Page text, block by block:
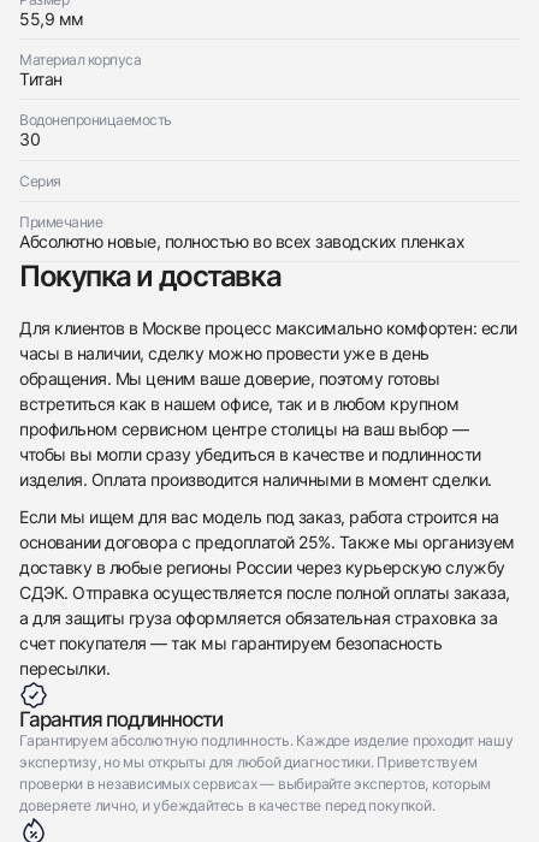
55,9 мм
Материал корпуса
Титан
Водонепроницаемость
30
Серия
Примечание
Абсолютно новые, полностью во всех заводских пленках
Покупка и доставка
Для клиентов в Москве процесс максимально комфортен: если
часы в наличии, сделку можно провести уже в день
обращения. Мы ценим ваше доверие, поэтому готовы
встретиться как в нашем офисе, так и в любом крупном
профильном сервисном центре столицы на ваш выбор —
чтобы вы могли сразу убедиться в качестве и подлинности
изделия. Оплата производится наличными в момент сделки.
Если мы ищем для вас модель под заказ, работа строится на
основании договора с предоплатой 25%. Также мы организуем
доставку в любые регионы России через курьерскую службу
СДЭК. Отправка осуществляется после полной оплаты заказа,
а для защиты груза оформляется обязательная страховка за
счет покупателя — так мы гарантируем безопасность
пересылки.
Гарантия подлинности
Гарантируем абсолютную подлинность. Каждое изделие проходит нашу
экспертизу, но мы открыты для любой диагностики. Приветствуем
проверки в независимых сервисах — выбирайте экспертов, которым
доверяете лично, и убеждайтесь в качестве перед покупкой.
Отправить заявку